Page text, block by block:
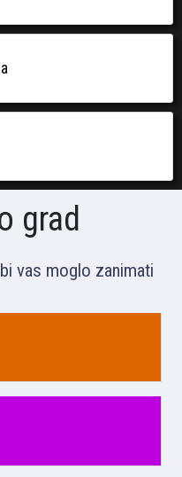
grad
vas moglo zanimati